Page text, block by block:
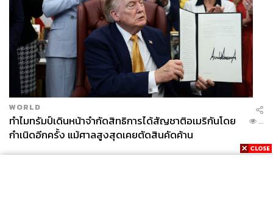
WORLD
ทำไมทรัมป์เดินหน้าจำกัดสิทธิการได้สัญชาติอเมริกันโดย
กำเนิดอีกครั้ง แม้ศาลสูงสุดเคยตัดสินคัดค้าน
...